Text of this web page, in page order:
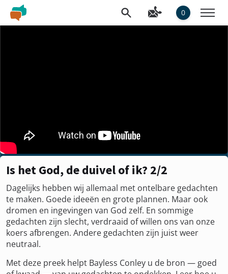
0
Is het God, de duivel of ik? 2/2
Dagelijks hebben wij allemaal met ontelbare gedachten
te maken. Goede ideeën en grote plannen. Maar ook
dromen en ingevingen van God zelf. En sommige
gedachten zijn slecht, verdraaid of willen ons van onze
koers afbrengen. Andere gedachten zijn juist weer
neutraal.
Met deze preek helpt Bayless Conley u de bron — goed